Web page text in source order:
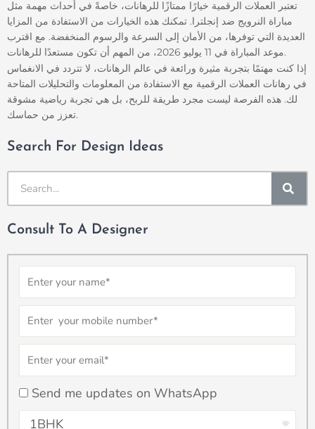
تعتبر العملات الرقمية خيارًا ممتازًا للرهانات، خاصةً في أحداث مهمة مثل
مباراة النرويج ضد إنجلترا. تمكنك هذه الخيارات من الاستفادة من المزايا
العديدة التي توفرها، من الأمان إلى السرعة والرسوم المنخفضة. مع اقترب
موعد المباراة في 11 يوليو 2026، من المهم أن تكون مستعدًا للرهانات.
إذا كنت مهتمًا بتجربة مثيرة ورائعة في عالم الرهانات، لا تتردد في الانغماس
في رهانات العملات الرقمية مع الاستفادة من المعلومات والتحليلات المتاحة
لك. هذه الفرصة ليست مجرد طريقة للربح، بل هي تجربة رياضية مشوقة
تعزز من حماسك.
Search For Design Ideas
Consult To A Designer
Name
Number
Email
checkbox
Send me updates on WhatsApp
Select